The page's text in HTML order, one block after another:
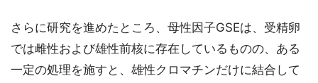
さらに研究を進めたところ、母性因子GSEは、受精卵
では雌性および雄性前核に存在しているものの、ある
一定の処理を施すと、雄性クロマチンだけに結合して